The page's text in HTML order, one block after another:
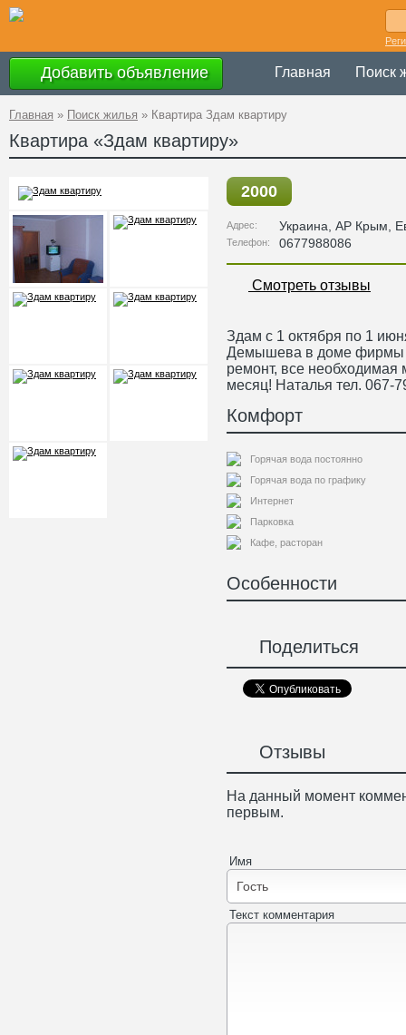
Добавить объявление Главная Поиск
Главная » Поиск жилья » Квартира Здам квартиру
Квартира «Здам квартиру»
2000
Адрес: Украина АР Крым ,
Телефон: 0677988086
Смотреть отзывы
Здам с 1 октября по 1
Демышева в доме фирмы
ремонт, все необходимая
месяц! Наталья тел. 067-
Комфорт
Горячая вода постоянно
Горячая вода по графику
Интернет
Парковка
Кафе, расторан
Особенности
Поделиться
Отзывы
На данный момент
первым.
Имя
Текст комментария